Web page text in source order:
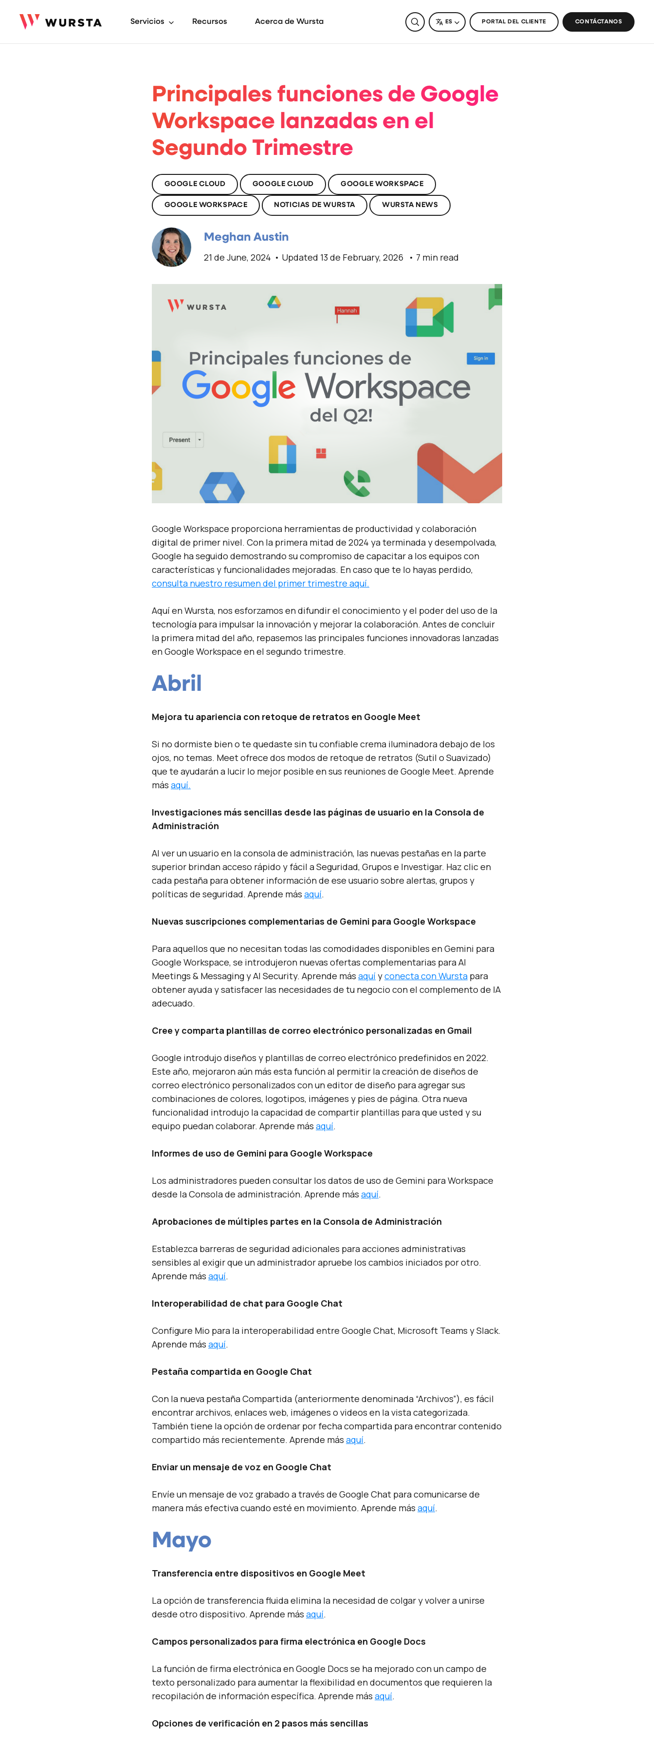
Servicios Recursos Acerca de Wursta SEARCHLANGUAGE
ES PORTAL DEL CLIENTE CONTÁCTANOS
Principales funciones de Google
Workspace lanzadas en el
Segundo Trimestre
GOOGLE CLOUD GOOGLE CLOUD GOOGLE WORKSPACE
GOOGLE WORKSPACE NOTICIAS DE WURSTA WURSTA NEWS
Meghan Austin
21 de June, 2024
Updated 13 de February, 2026 7 min read
Google Workspace proporciona herramientas de productividad y colaboración
digital de primer nivel. Con la primera mitad de 2024 ya terminada y desempolvada,
Google ha seguido demostrando su compromiso de capacitar a los equipos con
características y funcionalidades mejoradas. En caso que te lo hayas perdido,
consulta nuestro resumen del primer trimestre aquí.
Aquí en Wursta, nos esforzamos en difundir el conocimiento y el poder del uso de la
tecnología para impulsar la innovación y mejorar la colaboración. Antes de concluir
la primera mitad del año, repasemos las principales funciones innovadoras lanzadas
en Google Workspace en el segundo trimestre.
Abril
Mejora tu apariencia con retoque de retratos en Google Meet
Si no dormiste bien o te quedaste sin tu confiable crema iluminadora debajo de los
ojos, no temas. Meet ofrece dos modos de retoque de retratos (Sutil o Suavizado)
que te ayudarán a lucir lo mejor posible en sus reuniones de Google Meet. Aprende
más aquí.
Investigaciones más sencillas desde las páginas de usuario en la Consola de
Administración
Al ver un usuario en la consola de administración, las nuevas pestañas en la parte
superior brindan acceso rápido y fácil a Seguridad, Grupos e Investigar. Haz clic en
cada pestaña para obtener información de ese usuario sobre alertas, grupos y
políticas de seguridad. Aprende más aquí.
Nuevas suscripciones complementarias de Gemini para Google Workspace
Para aquellos que no necesitan todas las comodidades disponibles en Gemini para
Google Workspace, se introdujeron nuevas ofertas complementarias para AI
Meetings & Messaging y AI Security. Aprende más aquí yconecta con Wursta para
obtener ayuda y satisfacer las necesidades de tu negocio con el complemento de IA
adecuado.
Cree y comparta plantillas de correo electrónico personalizadas en Gmail
Google introdujo diseños y plantillas de correo electrónico predefinidos en 2022.
Este año, mejoraron aún más esta función al permitir la creación de diseños de
correo electrónico personalizados con un editor de diseño para agregar sus
combinaciones de colores, logotipos, imágenes y pies de página. Otra nueva
funcionalidad introdujo la capacidad de compartir plantillas para que usted y su
equipo puedan colaborar. Aprende más aquí.
Informes de uso de Gemini para Google Workspace
Los administradores pueden consultar los datos de uso de Gemini para Workspace
desde la Consola de administración. Aprende más aquí.
Aprobaciones de múltiples partes en la Consola de Administración
Establezca barreras de seguridad adicionales para acciones administrativas
sensibles al exigir que un administrador apruebe los cambios iniciados por otro.
Aprende más aquí.
Interoperabilidad de chat para Google Chat
Configure Mio para la interoperabilidad entre Google Chat, Microsoft Teams y Slack.
Aprende más aquí.
Pestaña compartida en Google Chat
Con la nueva pestaña Compartida (anteriormente denominada “Archivos”), es fácil
encontrar archivos, enlaces web, imágenes o videos en la vista categorizada.
También tiene la opción de ordenar por fecha compartida para encontrar contenido
compartido más recientemente. Aprende más aquí.
Enviar un mensaje de voz en Google Chat
Envíe un mensaje de voz grabado a través de Google Chat para comunicarse de
manera más efectiva cuando esté en movimiento. Aprende más aquí.
Mayo
Transferencia entre dispositivos en Google Meet
La opción de transferencia fluida elimina la necesidad de colgar y volver a unirse
desde otro dispositivo. Aprende más aquí.
Campos personalizados para firma electrónica en Google Docs
La función de firma electrónica en Google Docs se ha mejorado con un campo de
texto personalizado para aumentar la flexibilidad en documentos que requieren la
recopilación de información específica. Aprende más aquí.
Opciones de verificación en 2 pasos más sencillas